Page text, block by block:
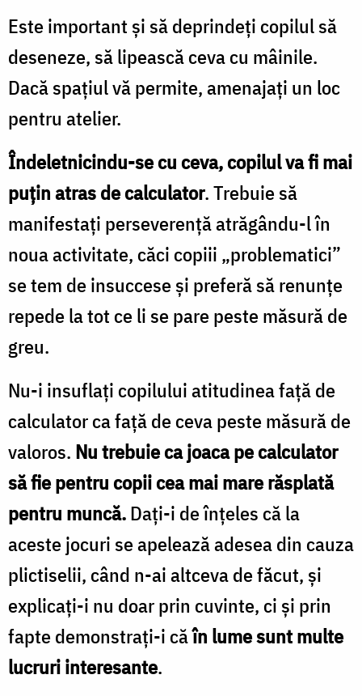
Este important şi să deprindeţi copilul să
deseneze, să lipească ceva cu mâinile.
Dacă spaţiul vă permite, amenajaţi un loc
pentru atelier.
Îndeletnicindu-se cu ceva, copilul va fi mai
puţin atras de calculator. Trebuie să
manifestaţi perseverenţă atrăgându-l în
noua activitate, căci copiii „problematici”
se tem de insuccese şi preferă să renunţe
repede la tot ce li se pare peste măsură de
greu.
Nu-i insuflaţi copilului atitudinea faţă de
calculator ca faţă de ceva peste măsură de
valoros. Nu trebuie ca joaca pe calculator
să fie pentru copii cea mai mare răsplată
pentru muncă.Daţi-i de înţeles că la
aceste jocuri se apelează adesea din cauza
plictiselii, când n-ai altceva de făcut, şi
explicaţi-i nu doar prin cuvinte, ci şi prin
fapte demonstraţi-i căîn lume sunt multe
lucruri interesante.